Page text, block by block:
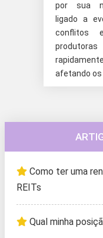
por sua
ligado a
conflitos
afetando
Como ter uma
REITs
Qual minha